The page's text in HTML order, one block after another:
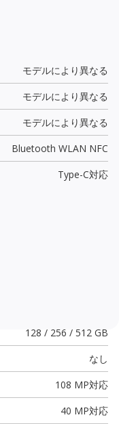
モデルにより異なる
モデルにより異なる
モデルにより異なる
Bluetooth WLAN NFC
Type-C対応
128 / 256 / 512 GB
なし
108 MP対応
40 MP対応